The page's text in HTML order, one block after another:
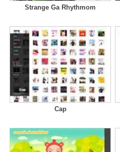
Strange Ga Rhythmom
Cap